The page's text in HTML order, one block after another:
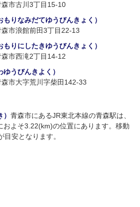
市古川3丁目15-10
りなみだてゆうびんきょく）
市浪館前田3丁目22-13
りにしたきゆうびんきょく）
市西滝2丁目14-12
うびんきよく）
市大字荒川字柴田142-33
青森市にあるJR東北本線の青森駅は、
およそ3.22(km)の位置にあります。移動
安となります。